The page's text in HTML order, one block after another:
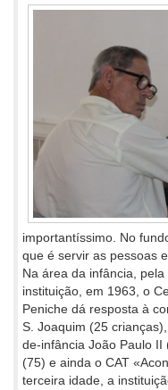
importantíssimo. No
que é servir as pessoas
Na área da infância,
instituição, em 1963, o
Peniche dá resposta à
S. Joaquim (25
de-infância João Paulo
(75) e ainda o CAT
terceira idade, a